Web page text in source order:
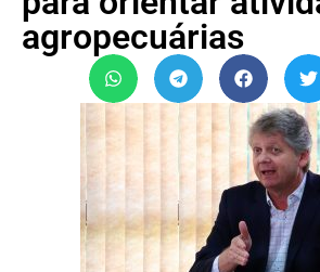
agropecuárias